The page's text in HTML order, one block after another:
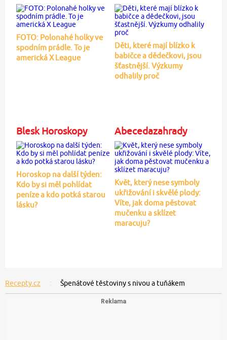
FOTO: Polonahé holky ve
spodním prádle. To je
americká X League
Děti, které mají blízko k
babičce a dědečkovi, jsou
šťastnější. Výzkumy
odhalily proč
Blesk Horoskopy
Horoskop na další týden:
Kdo by si měl pohlídat
peníze a kdo potká starou
lásku?
Abecedazahrady
Květ, který nese symboly
ukřižování i skvělé plody:
Víte, jak doma pěstovat
mučenku a sklízet
maracuju?
Recepty.cz Špenátové těstoviny s nivou a tuňákem